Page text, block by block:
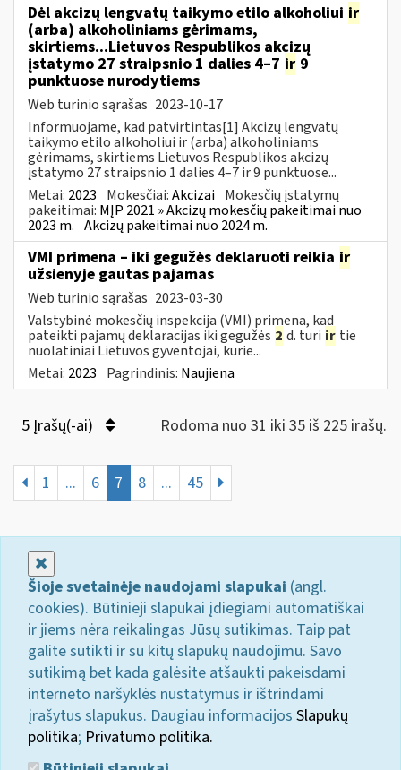
Dėl akcizų lengvatų taikymo etilo alkoholiui ir
(arba) alkoholiniams gėrimams,
skirtiems...Lietuvos Respublikos akcizų
įstatymo 27 straipsnio 1 dalies 4–7 ir 9
punktuose nurodytiems
Web turinio sąrašas 2023-10-17
Informuojame, kad patvirtintas[1] Akcizų lengvatų
taikymo etilo alkoholiui ir (arba) alkoholiniams
gėrimams, skirtiems Lietuvos Respublikos akcizų
įstatymo 27 straipsnio 1 dalies 4–7 ir 9 punktuose...
Metai: 2023 Mokesčiai:Akcizai Mokesčių įstatymų
pakeitimai: MĮP 2021 » Akcizų mokesčių pakeitimai nuo
2023 m. Akcizų pakeitimai nuo 2024 m.
VMI primena – iki gegužės deklaruoti reikia ir
užsienyje gautas pajamas
Web turinio sąrašas 2023-03-30
Valstybinė mokesčių inspekcija (VMI) primena, kad
pateikti pajamų deklaracijas iki gegužės 2 d. turi ir tie
nuolatiniai Lietuvos gyventojai, kurie...
Metai: 2023 Pagrindinis: Naujiena
5 Įrašų(-ai) Rodoma nuo 31 iki 35 iš 225 irašų.
1 ... 6 7 8 ... 45
Šioje svetainėje naudojami slapukai (angl.
cookies). Būtinieji slapukai įdiegiami automatiškai
ir jiems nėra reikalingas Jūsų sutikimas. Taip pat
galite sutikti ir su kitų slapukų naudojimu. Savo
sutikimą bet kada galėsite atšaukti pakeisdami
interneto naršyklės nustatymus ir ištrindami
įrašytus slapukus. Daugiau informacijos Slapukų
politika; Privatumo politika.